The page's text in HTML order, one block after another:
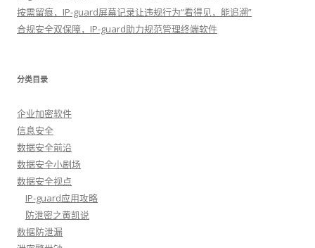
按需留痕，IP-guard屏幕记录让违规行为“看得见，能追溯”
合规安全双保障，IP-guard助力规范管理终端软件
分类目录
企业加密软件
信息安全
数据安全前沿
数据安全小剧场
数据安全视点
IP-guard应用攻略
防泄密之黄凯说
数据防泄漏